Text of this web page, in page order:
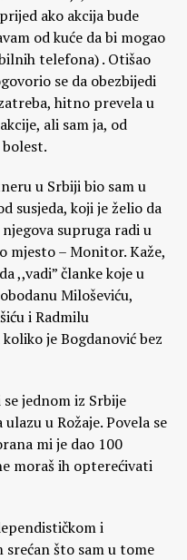
ako akcija bude
od kuće da bi mogao
telefona) . Otišao
se da obezbijedi
hitno prevela u
ali sam ja, od
u Srbiji bio sam u
susjeda, koji je želio da
supruga radi u
mjesto – Monitor. Kaže,
,,vadi” članke koje u
Miloševiću,
i Radmilu
je Bogdanović bez
jednom iz Srbije
u Rožaje. Povela se
mi je dao 100
moraš ih opterećivati
i
što sam u tome